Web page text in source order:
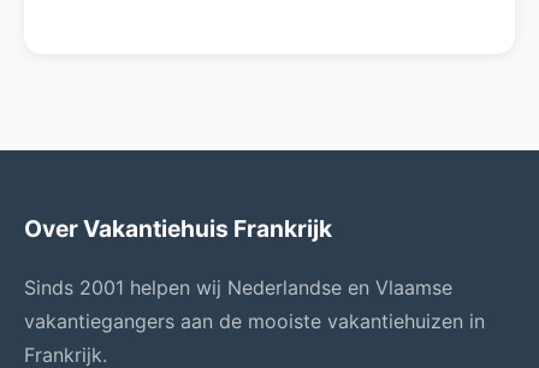
Over Vakantiehuis Frankrijk
Sinds 2001 helpen wij Nederlandse en Vlaamse
vakantiegangers aan de mooiste vakantiehuizen in
Frankrijk.